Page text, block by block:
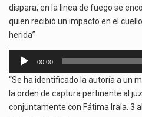
dispara, en la linea de fuego se
quien recibió un impacto en el
herida”
Reproductor
audio
00:00
“Se ha identificado la autoría a un
la orden de captura pertinente al
conjuntamente con Fátima Irala. 3